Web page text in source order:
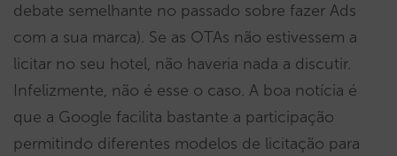
debate semelhante no passado sobre fazer Ads
com a sua marca). Se as OTAs não estivessem a
licitar no seu hotel, não haveria nada a discutir.
Infelizmente, não é esse o caso. A boa notícia é
que a Google facilita bastante a participação
permitindo diferentes modelos de licitação para